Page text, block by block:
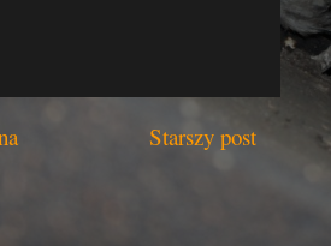
Starszy post